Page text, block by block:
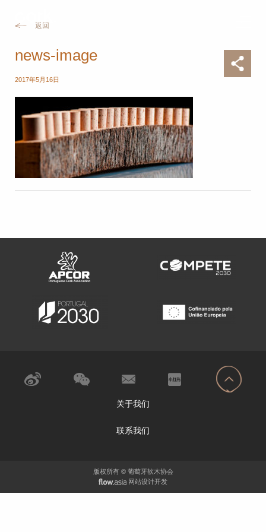
返回
news-image
2017年5月16日
关于我们
联系我们
版权所有 © 葡萄牙软木协会
网站设计开发